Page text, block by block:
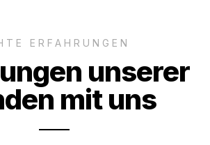
ERFAHRUNGEN
unserer
mit uns